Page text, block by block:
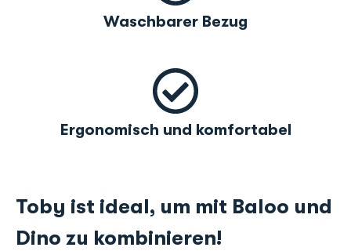
Waschbarer Bezug
Ergonomisch und komfortabel
Toby ist ideal, um mit Baloo und
Dino zu kombinieren!